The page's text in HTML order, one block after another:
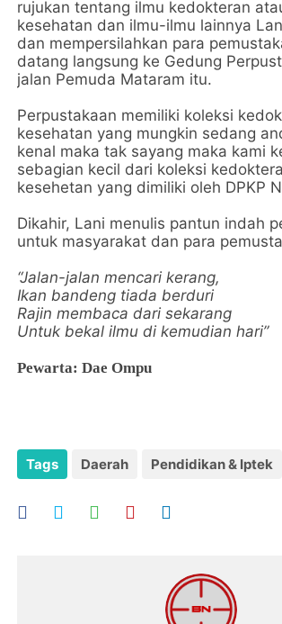
rujukan tentang ilmu kedokteran
kesehatan dan ilmu-ilmu lainnya
dan mempersilahkan para
datang langsung ke Gedung
jalan Pemuda Mataram itu.
Perpustakaan memiliki koleksi
kesehatan yang mungkin sedang
kenal maka tak sayang maka kami
sebagian kecil dari koleksi
kesehetan yang dimiliki oleh DPKP
Dikahir, Lani menulis pantun indah
untuk masyarakat dan para
“Jalan-jalan mencari kerang,
Ikan bandeng tiada berduri
Rajin membaca dari sekarang
Untuk bekal ilmu di kemudian hari”
Pewarta: Dae Ompu
Tags Daerah Pendidikan & Iptek